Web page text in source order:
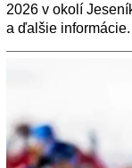
2026 v okolí
a ďalšie informácie.